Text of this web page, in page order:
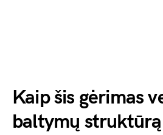
Kaip šis gėrimas
baltymų struktūrą